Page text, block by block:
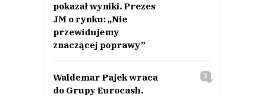
pokazał wyniki. Prezes
JM o rynku: „Nie
przewidujemy
znaczącej poprawy”
Waldemar Pajek wraca
do Grupy Eurocash.
2